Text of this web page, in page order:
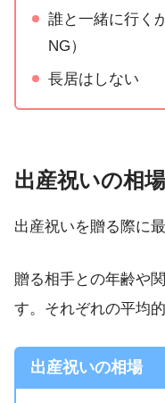
誰と一緒に行く
NG）
長居はしない
出産祝いの相
出産祝いを贈る際に
贈る相手との年齢や
す。それぞれの平均
出産祝いの相場